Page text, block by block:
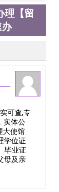
理【留
可查,专
实体公
大使馆
学位证
毕业证
母及亲
，学